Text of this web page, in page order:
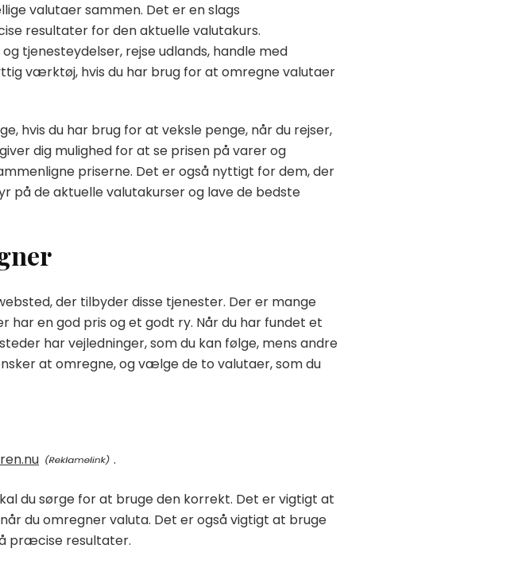
valutaer sammen. Det er en slags
resultater for den aktuelle valutakurs.
tjenesteydelser, rejse udlands, handle med
værktøj, hvis du har brug for at omregne valutaer
hvis du har brug for at veksle penge, når du rejser,
dig mulighed for at se prisen på varer og
priserne. Det er også nyttigt for dem, der
på de aktuelle valutakurser og lave de bedste
der tilbyder disse tjenester. Der er mange
en god pris og et godt ry. Når du har fundet et
har vejledninger, som du kan følge, mens andre
at omregne, og vælge de to valutaer, som du
.
du sørge for at bruge den korrekt. Det er vigtigt at
du omregner valuta. Det er også vigtigt at bruge
præcise resultater.